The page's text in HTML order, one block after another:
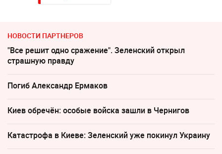
НОВОСТИ ПАРТНЕРОВ
"Все решит одно сражение". Зеленский открыл
страшную правду
Погиб Александр Ермаков
Киев обречён: особые войска зашли в Чернигов
Катастрофа в Киеве: Зеленский уже покинул Украину